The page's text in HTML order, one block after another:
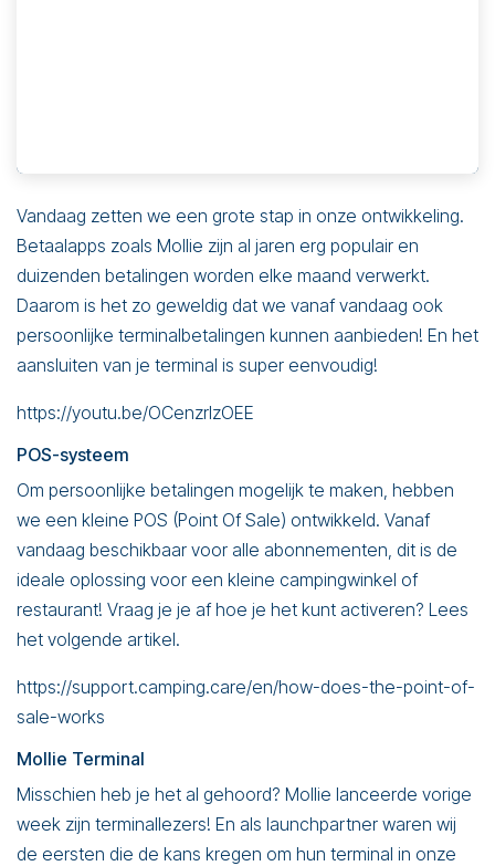
Vandaag zetten we een grote stap in onze ontwikkeling.
Betaalapps zoals Mollie zijn al jaren erg populair en
duizenden betalingen worden elke maand verwerkt.
Daarom is het zo geweldig dat we vanaf vandaag ook
persoonlijke terminalbetalingen kunnen aanbieden! En het
aansluiten van je terminal is super eenvoudig!
https://youtu.be/OCenzrlzOEE
POS-systeem
Om persoonlijke betalingen mogelijk te maken, hebben
we een kleine POS (Point Of Sale) ontwikkeld. Vanaf
vandaag beschikbaar voor alle abonnementen, dit is de
ideale oplossing voor een kleine campingwinkel of
restaurant! Vraag je je af hoe je het kunt activeren? Lees
het volgende artikel.
https://support.camping.care/en/how-does-the-point-of-
sale-works
Mollie Terminal
Misschien heb je het al gehoord? Mollie lanceerde vorige
week zijn terminallezers! En als launchpartner waren wij
de eersten die de kans kregen om hun terminal in onze